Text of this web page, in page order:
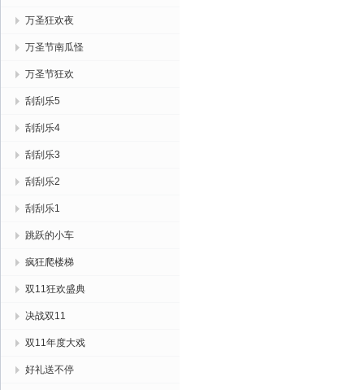
万圣狂欢夜
万圣节南瓜怪
万圣节狂欢
刮刮乐5
刮刮乐4
刮刮乐3
刮刮乐2
刮刮乐1
跳跃的小车
疯狂爬楼梯
双11狂欢盛典
决战双11
双11年度大戏
好礼送不停